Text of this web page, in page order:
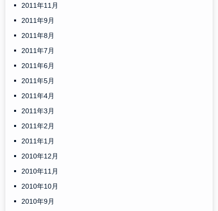
2011年11月
2011年9月
2011年8月
2011年7月
2011年6月
2011年5月
2011年4月
2011年3月
2011年2月
2011年1月
2010年12月
2010年11月
2010年10月
2010年9月